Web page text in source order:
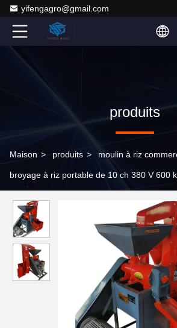
yifengagro@gmail.com
produits
Maison > produits > moulin à riz
broyage à riz portable de 10 ch 380 V 600